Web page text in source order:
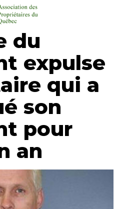
principal
du
expulse
qui a
son
pour
an